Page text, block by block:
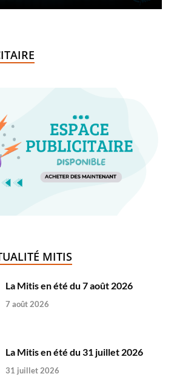
MITIS
La Mitis en été du 7 août 2026
7 août 2026
La Mitis en été du 31 juillet 2026
31 juillet 2026